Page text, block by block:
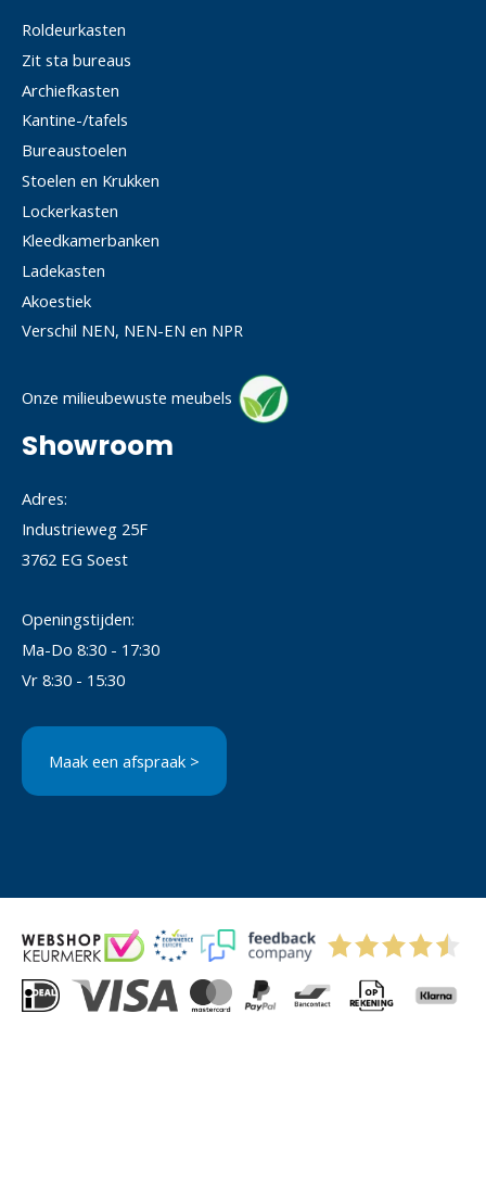
Roldeurkasten
Zit sta bureaus
Archiefkasten
Kantine-/tafels
Bureaustoelen
Stoelen en Krukken
Lockerkasten
Kleedkamerbanken
Ladekasten
Akoestiek
Verschil NEN, NEN-EN en NPR
Onze milieubewuste meubels
Showroom
Adres:
Industrieweg 25F
3762 EG Soest
Openingstijden:
Ma-Do 8:30 - 17:30
Vr 8:30 - 15:30
Maak een afspraak >